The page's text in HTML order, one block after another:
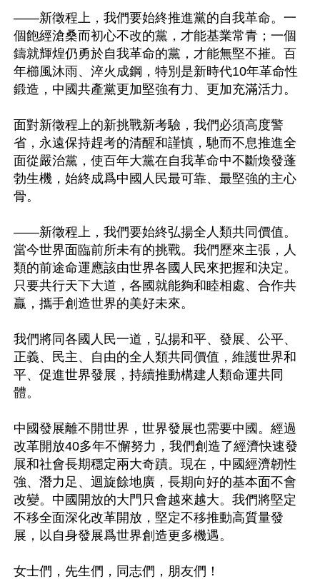
——新徵程上，我們要始終推進黨的自我革命。一
個飽經滄桑而初心不改的黨，才能基業常青；一個
鑄就輝煌仍勇於自我革命的黨，才能無堅不摧。百
年櫛風沐雨、淬火成鋼，特別是新時代10年革命性
鍛造，中國共產黨更加堅強有力、更加充滿活力。
面對新徵程上的新挑戰新考驗，我們必須高度警
省，永遠保持趕考的清醒和謹慎，馳而不息推進全
面從嚴治黨，使百年大黨在自我革命中不斷煥發蓬
勃生機，始終成爲中國人民最可靠、最堅強的主心
骨。
——新徵程上，我們要始終弘揚全人類共同價值。
當今世界面臨前所未有的挑戰。我們歷來主張，人
類的前途命運應該由世界各國人民來把握和決定。
只要共行天下大道，各國就能夠和睦相處、合作共
贏，攜手創造世界的美好未來。
我們將同各國人民一道，弘揚和平、發展、公平、
正義、民主、自由的全人類共同價值，維護世界和
平、促進世界發展，持續推動構建人類命運共同
體。
中國發展離不開世界，世界發展也需要中國。經過
改革開放40多年不懈努力，我們創造了經濟快速發
展和社會長期穩定兩大奇蹟。現在，中國經濟韌性
強、潛力足、迴旋餘地廣，長期向好的基本面不會
改變。中國開放的大門只會越來越大。我們將堅定
不移全面深化改革開放，堅定不移推動高質量發
展，以自身發展爲世界創造更多機遇。
女士們，先生們，同志們，朋友們！